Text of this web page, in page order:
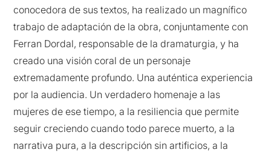
conocedora de sus textos, ha realizado un magnífico
trabajo de adaptación de la obra, conjuntamente con
Ferran Dordal, responsable de la dramaturgia, y ha
creado una visión coral de un personaje
extremadamente profundo. Una auténtica experiencia
por la audiencia. Un verdadero homenaje a las
mujeres de ese tiempo, a la resiliencia que permite
seguir creciendo cuando todo parece muerto, a la
narrativa pura, a la descripción sin artificios, a la